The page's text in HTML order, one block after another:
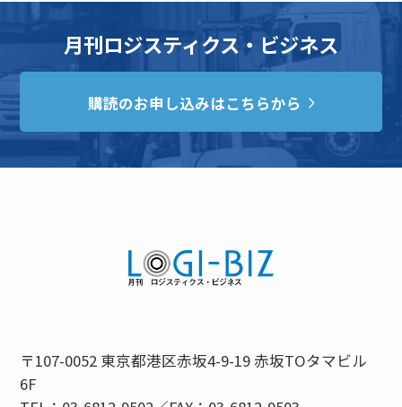
月刊ロジスティクス・ビジネス
購読のお申し込みはこちらから
〒107-0052 東京都港区赤坂4-9-19 赤坂TOタマビル
6F